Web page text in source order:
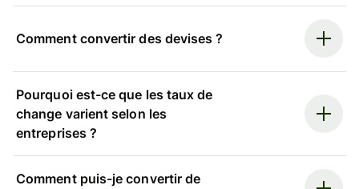
Comment convertir des devises ?
Pourquoi est-ce que les taux de
change varient selon les
entreprises ?
Comment puis-je convertir de